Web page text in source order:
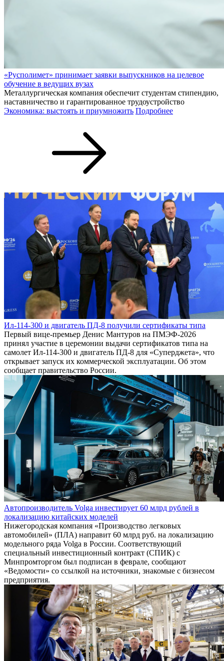
«Русполимет» принимает заявки выпускников на целевое
обучение в ведущих вузах
Металлургическая компания обеспечит студентам стипендию,
наставничество и гарантированное трудоустройство
Экономика: выстоять и приумножить Подробнее
Ил-114-300 и двигатель ПД-8 получили сертификаты типа
Первый вице-премьер Денис Мантуров на ПМЭФ-2026
принял участие в церемонии выдачи сертификатов типа на
самолет Ил-114-300 и двигатель ПД-8 для «Суперджета», что
открывает запуск их коммерческой эксплуатации. Об этом
сообщает правительство России.
Автопроизводитель Volga инвестирует 60 млрд рублей в
локализацию китайских моделей
Нижегородская компания «Производство легковых
автомобилей» (ПЛА) направит 60 млрд руб. на локализацию
модельного ряда Volga в России. Соответствующий
специальный инвестиционный контракт (СПИК) с
Минпромторгом был подписан в феврале, сообщают
«Ведомости» со ссылкой на источники, знакомые с бизнесом
предприятия.